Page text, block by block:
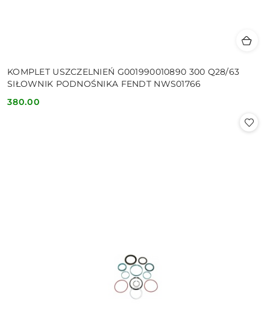
KOMPLET USZCZELNIEŃ G001990010890 300 Q28/63
SIŁOWNIK PODNOŚNIKA FENDT NWS01766
Cena:
380.00